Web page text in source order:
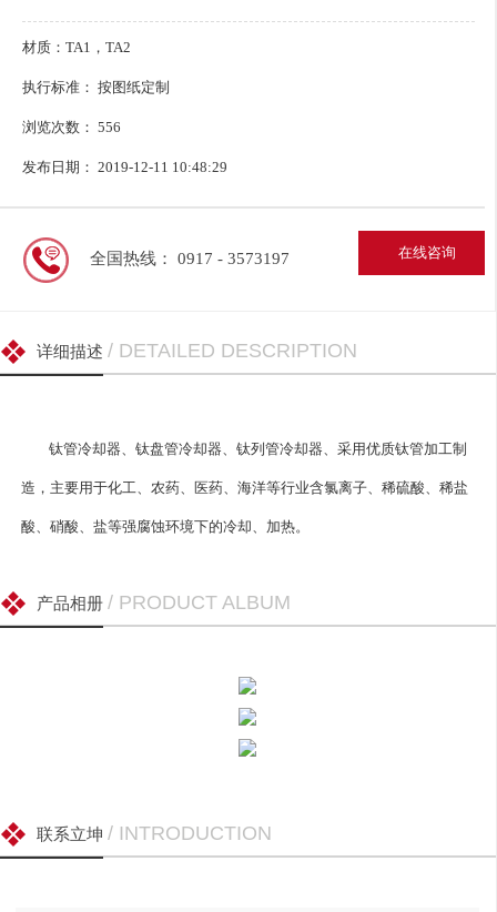
材质：TA1，TA2
执行标准： 按图纸定制
浏览次数： 556
发布日期： 2019-12-11 10:48:29
在线咨询
全国热线： 0917 - 3573197
详细描述 / DETAILED DESCRIPTION
钛管冷却器、钛盘管冷却器、钛列管冷却器、采用优质钛管加工制
造，主要用于化工、农药、医药、海洋等行业含氯离子、稀硫酸、稀盐
酸、硝酸、盐等强腐蚀环境下的冷却、加热。
产品相册 / PRODUCT ALBUM
联系立坤 / INTRODUCTION